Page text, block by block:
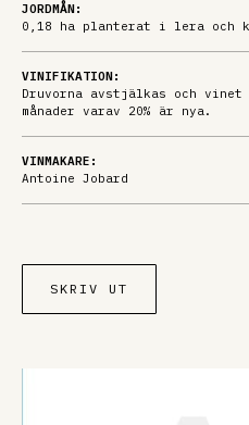
JORDMÅN:
0,18 ha planterat i lera och
VINIFIKATION:
Druvorna avstjälkas och
månader varav 20% är nya.
VINMAKARE:
Antoine Jobard
SKRIV UT